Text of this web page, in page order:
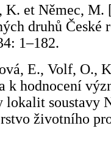
K. et Němec, M.
druhů
1–182.
E., Volf, O.,
k hodnocení
lokalit soustavy
životního